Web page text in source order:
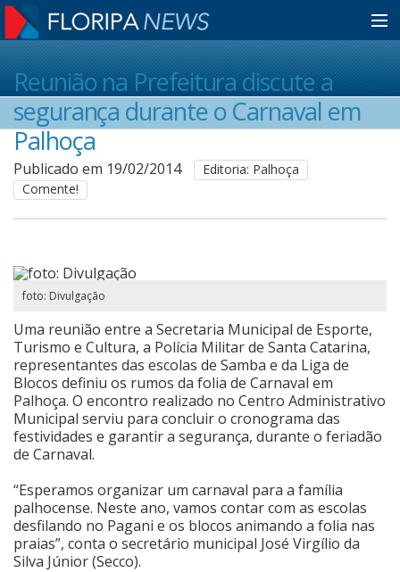
Home
Notícias
Colunistas
Anuncie
Cinema
Agenda Cultural
Anuncie
Reunião na Prefeitura discute a
segurança durante o Carnaval em
Palhoça
Publicado em 19/02/2014
Editoria: Palhoça
Comente!
foto: Divulgação
Uma reunião entre a Secretaria Municipal de Esporte,
Turismo e Cultura, a Polícia Militar de Santa Catarina,
representantes das escolas de Samba e da Liga de
Blocos definiu os rumos da folia de Carnaval em
Palhoça. O encontro realizado no Centro Administrativo
Municipal serviu para concluir o cronograma das
festividades e garantir a segurança, durante o feriadão
de Carnaval.
“Esperamos organizar um carnaval para a família
palhocense. Neste ano, vamos contar com as escolas
desfilando no Pagani e os blocos animando a folia nas
praias”, conta o secretário municipal José Virgílio da
Silva Júnior (Secco).